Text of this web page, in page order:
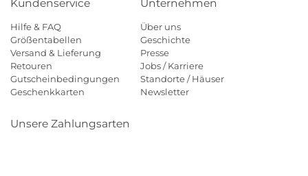
Kundenservice
Hilfe & FAQ
Größentabellen
Versand & Lieferung
Retouren
Gutscheinbedingungen
Geschenkkarten
Unternehmen
Über uns
Geschichte
Presse
Jobs / Karriere
Standorte / Häuser
Newsletter
Unsere Zahlungsarten